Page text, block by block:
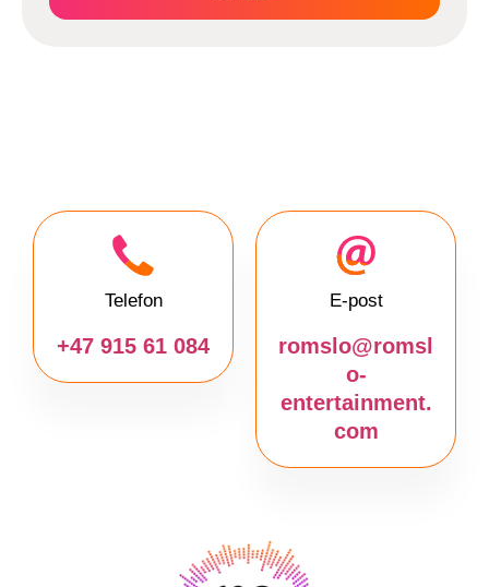
Telefon
+47 915 61 084
E-post
romslo@romsl
o-
entertainment.
com